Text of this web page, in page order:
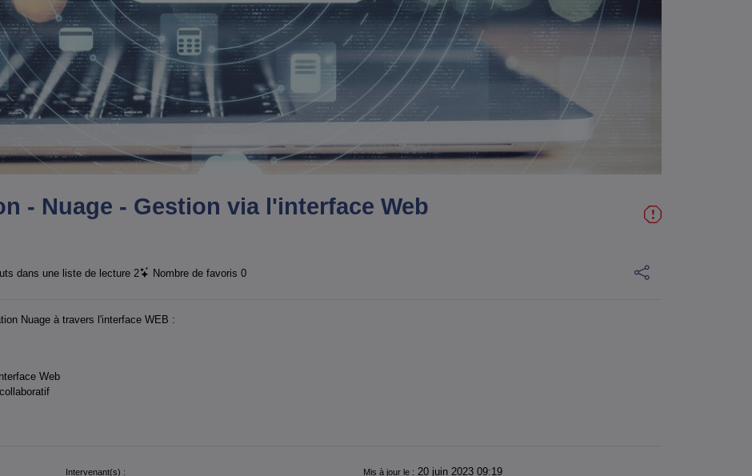
vidéo
- Nuage - Gestion via l'interface Web
dans une liste de lecture 2 Nombre de favoris 0
Nuage à travers l'interface WEB :
Web
Intervenant(s) : Mis à jour le : 20 juin 2023 09:19